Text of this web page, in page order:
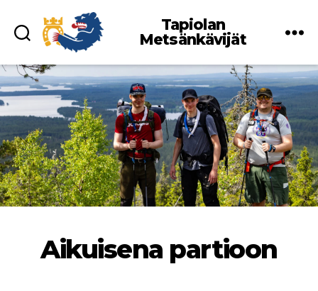
Tapiolan
Metsänkävijät
Aikuisena partioon